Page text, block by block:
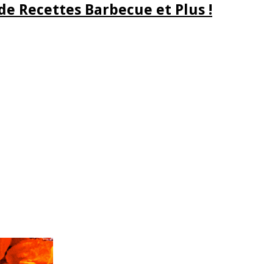
Recettes Barbecue et Plus !